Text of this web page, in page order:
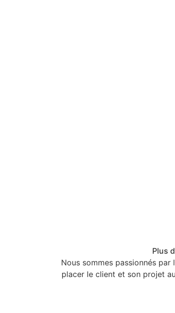
Plus
Nous sommes passionnés
placer le client et son projet